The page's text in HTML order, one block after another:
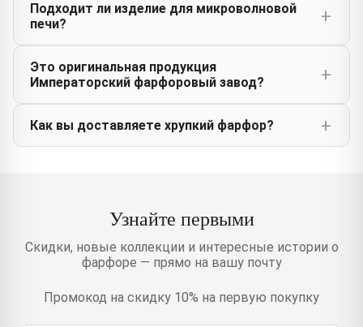
Подходит ли изделие для микроволновой
печи?
Это оригинальная продукция
Императорский фарфоровый завод?
Как вы доставляете хрупкий фарфор?
Узнайте первыми
Скидки, новые коллекции и интересные истории о
фарфоре — прямо на вашу почту
Промокод на скидку 10% на первую покупку